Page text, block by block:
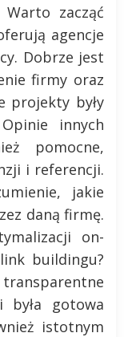
zacząć
agencje
Dobrze jest
firmy oraz
projekty były
innych
pomocne,
i referencji.
jakie
daną firmę.
on-
buildingu?
gotowa
istotnym